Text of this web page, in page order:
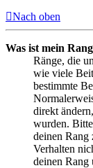
Nach oben
Was ist mein
Ränge, die
wie viele
bestimmte
direkt
wurden.
deinen Rang
Verhalten
deinen Rang